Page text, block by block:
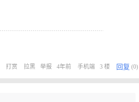
打赏 拉黑 举报 4年前 手机端 3 楼 回复 (0)